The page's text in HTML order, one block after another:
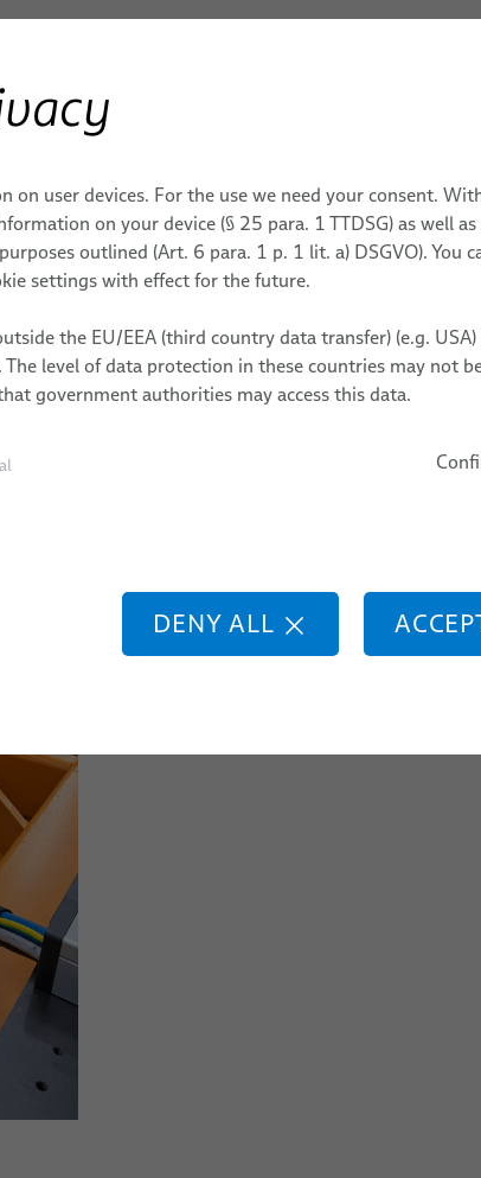
pour tables
Une alimentation fiable en énergie et
utilisées dans les ateliers de
Les tables rotatives positionnent et
de soudage, d’assemblage ou de
des préhenseurs, capteurs et
en énergie électrique et en air comprimé
Les dresspacks pour tables rotatives de
et des flexibles, réduisent les temps
on user devices. For the use we need your consent.
on your device (§ 25 para. 1 TTDSG) as well
outlined (Art. 6 para. 1 p. 1 lit. a) DSGVO). You
settings with effect for the future.
the EU/EEA (third country data transfer) (e.g.
level of data protection in these countries may not
government authorities may access this data.
DENY ALL